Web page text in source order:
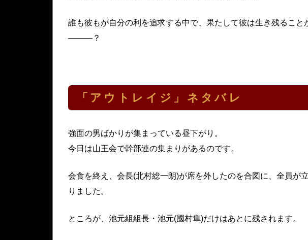
誰も彼もが自分の利を追求する中で、果たして彼は生き残ること
―――？
「アウトレイジ」ネタバレ
強面の男ばかりが集まっている昼下がり。
今日は山王会で幹部連の集まりがあるのです。
会食を終え、会長(北村総一朗)が席を外したのを合図に、全員が
りました。
ところが、池元組組長・池元(國村隼)だけはあとに残されます。